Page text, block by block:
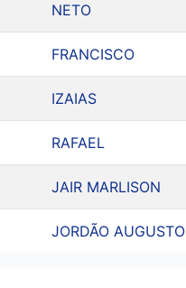
NETO
FRANCISCO
IZAIAS
RAFAEL
JAIR MARLISON
JORDÃO AUGUSTO